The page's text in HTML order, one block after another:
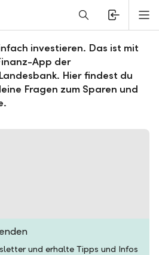
zu willbe
investieren. Das ist mit
App der
Hier findest du
Fragen zum Sparen und
und erhalte Tipps und Infos